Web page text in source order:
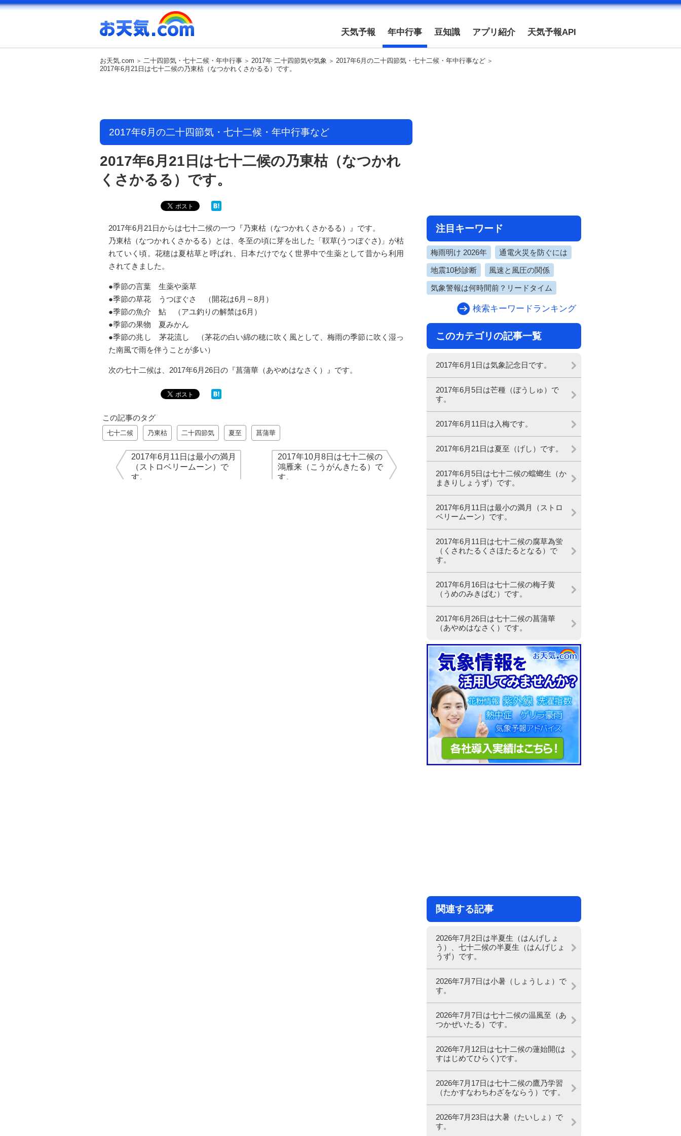
天気予報 年中行事 豆知識 アプリ紹介 天気予報API
お天気.com 二十四節気・七十二候・年中行事 2017年 二十四節気や気象
2017年6月の二十四節気・七十二候・年中行事など
2017年6月21日は七十二候の乃東枯（なつかれくさかるる）です。
2017年6月の二十四節気・七十二候・年中行事など
2017年6月21日は七十二候の乃東枯（なつかれ
くさかるる）です。
2017年6月21日からは七十二候の一つ『乃東枯（なつかれくさかるる）』です。
乃東枯（なつかれくさかるる）とは、冬至の頃に芽を出した「靫草(うつぼぐさ)」が枯
れていく頃。花穂は夏枯草と呼ばれ、日本だけでなく世界中で生薬として昔から利用
されてきました。
●季節の言葉 生薬や薬草
●季節の草花 うつぼぐさ （開花は6月～8月）
●季節の魚介 鮎 （アユ釣りの解禁は6月）
●季節の果物 夏みかん
●季節の兆し 茅花流し （茅花の白い綿の穂に吹く風として、梅雨の季節に吹く湿っ
た南風で雨を伴うことが多い）
次の七十二候は、2017年6月26日の『菖蒲華（あやめはなさく）』です。
この記事のタグ
七十二候 乃東枯 二十四節気 夏至 菖蒲華
2017年6月11日は最小の満月
（ストロベリームーン）で
す。
2017年10月8日は七十二候の
鴻雁来（こうがんきたる）で
す。
注目キーワード
梅雨明け 2026年 通電火災を防ぐには
地震10秒診断 風速と風圧の関係
気象警報は何時間前？リードタイム
検索キーワードランキング
このカテゴリの記事一覧
2017年6月1日は気象記念日です。
2017年6月5日は芒種（ぼうしゅ）で
す。
2017年6月11日は入梅です。
2017年6月21日は夏至（げし）です。
2017年6月5日は七十二候の蟷螂生（か
まきりしょうず）です。
2017年6月11日は最小の満月（ストロ
ベリームーン）です。
2017年6月11日は七十二候の腐草為蛍
（くされたるくさほたるとなる）で
す。
2017年6月16日は七十二候の梅子黄
（うめのみきばむ）です。
2017年6月26日は七十二候の菖蒲華
（あやめはなさく）です。
関連する記事
2026年7月2日は半夏生（はんげしょ
う）、七十二候の半夏生（はんげじょ
うず）です。
2026年7月7日は小暑（しょうしょ）で
す。
2026年7月7日は七十二候の温風至（あ
つかぜいたる）です。
2026年7月12日は七十二候の蓮始開(は
すはじめてひらく)です。
2026年7月17日は七十二候の鷹乃学習
（たかすなわちわざをならう）です。
2026年7月23日は大暑（たいしょ）で
す。